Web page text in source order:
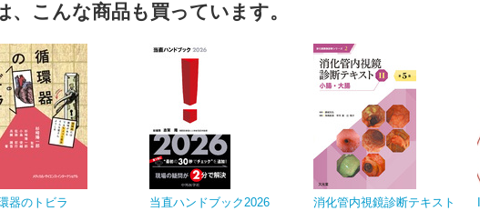
、こんな商品も買っています。
器のトビラ 当直ハンドブック2026
消化管内視鏡診断テキスト